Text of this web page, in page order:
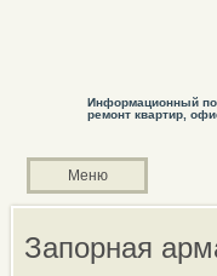
Информационный
ремонт квартир,
Меню
Запорная